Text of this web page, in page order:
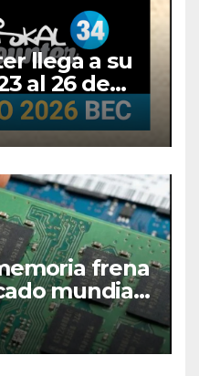
llega a su
al 26 de
frena
mundial